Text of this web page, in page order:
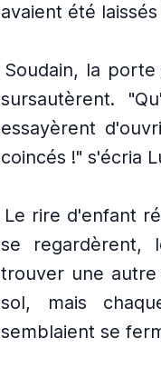
avaient été
Soudain, la
sursautèrent.
essayèrent
coincés !" s'écria
Le rire d'enfant
se regardèrent,
trouver une
sol, mais
semblaient se